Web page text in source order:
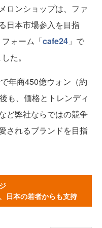
ロンショップは、ファ
日本市場参入を目指
ォーム「cafe24 」で
た。
年商450億ウォン（約
も、価格とトレンディ
ど弊社ならではの競争
されるブランドを目指
日本の若者からも支持